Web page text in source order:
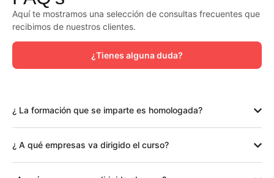
Aquí te mostramos una selección de consultas frecuentes que
recibimos de nuestros clientes.
¿Tienes alguna duda?
¿ La formación que se imparte es homologada?
¿ A qué empresas va dirigido el curso?